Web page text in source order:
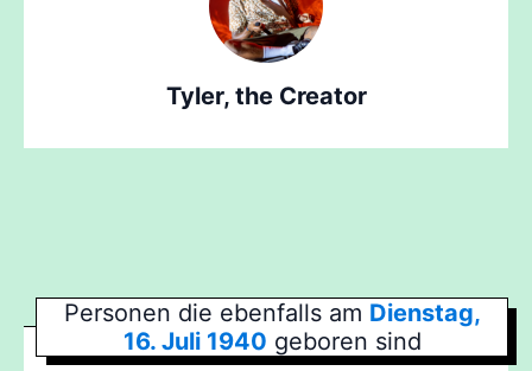
Tyler, the Creator
Personen die ebenfalls am Dienstag,
16. Juli 1940 geboren sind